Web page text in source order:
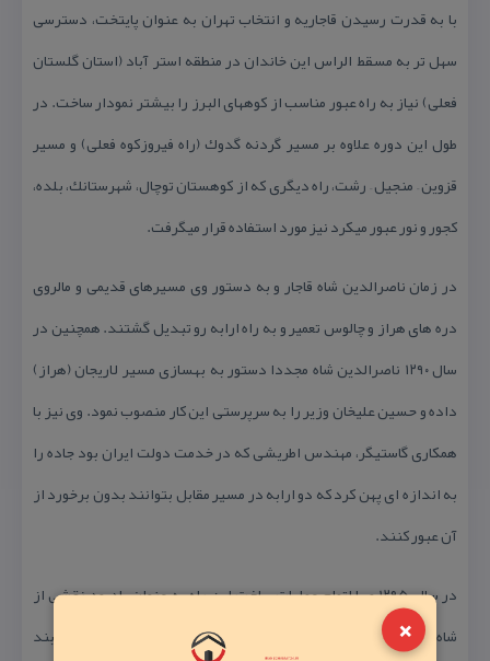
×
با به قدرت رسیدن قاجاریه و انتخاب تهران به عنوان پایتخت، دسترسی
سهل تر به مسقط الراس این خاندان در منطقه استر آباد (استان گلستان
فعلی) نیاز به راه عبور مناسب از كوههای البرز را بیشتر نمودار ساخت. در
طول این دوره علاوه بر مسیر گردنه گدوك (راه فیروزكوه فعلی) و مسیر
قزوین – منجیل – رشت، راه دیگری كه از كوهستان توچال، شهرستانك، بلده،
كجور و نور عبور میكرد نیز مورد استفاده قرار میگرفت.
در زمان ناصرالدین شاه قاجار و به دستور وی مسیرهای قدیمی و مالروی
دره های هراز و چالوس تعمیر و به راه ارابه رو تبدیل گشتند. همچنین در
سال ۱۲۹۰ ناصرالدین شاه مجددا دستور به بهسازی مسیر لاریجان (هراز)
داده و حسین علیخان وزیر را به سرپرستی این كار منصوب نمود. وی نیز با
همكاری گاستیگر، مهندس اطریشی كه در خدمت دولت ایران بود جاده را
به اندازه ای پهن كرد كه دو ارابه در مسیر مقابل بتوانند بدون برخورد از
آن عبور كنند.
در سال ۱۲۹۵ و با اتمام عملیات ساخت این راه به عنوان یادبود نقشی از
شاه قاجار در یكی از صعب العبور ترین نقاط این مسیر به نام تنگ بند